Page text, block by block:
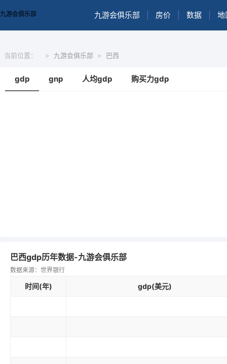
九游会俱乐部 九游会俱乐部 房价 数据 地
当前位置： > 九游会俱乐部 > 巴西
gdp gnp 人均gdp 购买力gdp
巴西gdp历年数据-九游会俱乐部
数据来源：世界银行
时间(年) gdp(美元)